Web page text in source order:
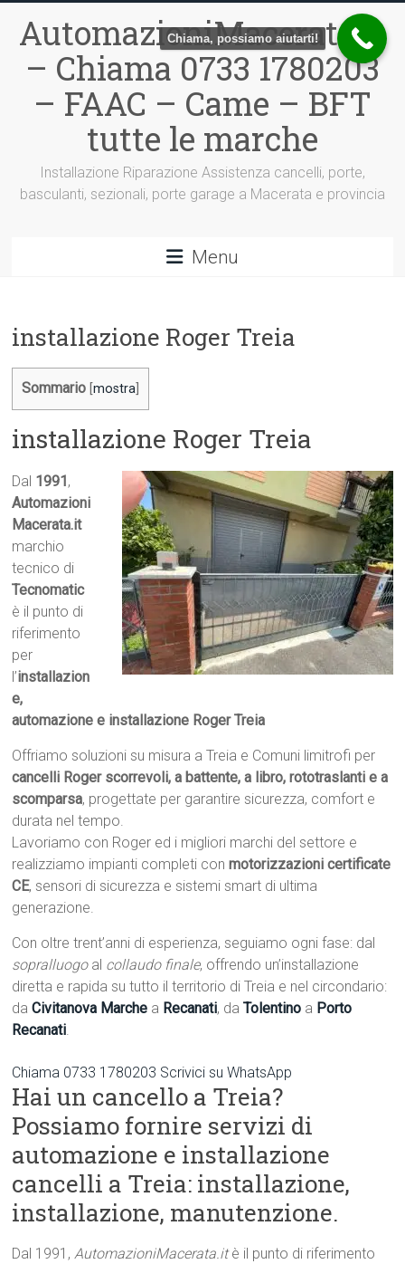
contenuto
AutomazioniMacerata.it
– Chiama 0733 1780203
– FAAC – Came – BFT
tutte le marche
Installazione Riparazione Assistenza cancelli, porte,
basculanti, sezionali, porte garage a Macerata e provincia
Menu
installazione Roger Treia
Sommario [mostra
installazione Roger Treia
Dal 1991 ,
Automazioni
Macerata.it
marchio
tecnico di
Tecnomatic
è il punto di
riferimento
per
l’installazion
e,
automazione e installazione Roger Treia
Offriamo soluzioni su misura a Treia e Comuni limitrofi per
cancelli Roger scorrevoli, a battente, a libro, rototraslanti e a
scomparsa, progettate per garantire sicurezza, comfort e
durata nel tempo.
Lavoriamo con Roger ed i migliori marchi del settore e
realizziamo impianti completi conmotorizzazioni certificate
CE, sensori di sicurezza e sistemi smart di ultima
generazione.
Con oltre trent’anni di esperienza, seguiamo ogni fase: dal
sopralluogo al collaudo finale, offrendo un’installazione
diretta e rapida su tutto il territorio di Treia e nel circondario:
daCivitanova Marche a Recanati, daTolentino a Porto
Recanati.
Chiama 0733 1780203 Scrivici su WhatsApp
Hai un cancello a Treia?
Possiamo fornire servizi di
automazione e installazione
cancelli a Treia: installazione,
installazione, manutenzione.
Dal 1991,AutomazioniMacerata.itè il punto di riferimento
Chiama, possiamo aiutarti!